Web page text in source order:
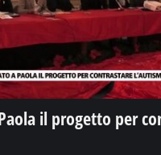
il progetto per